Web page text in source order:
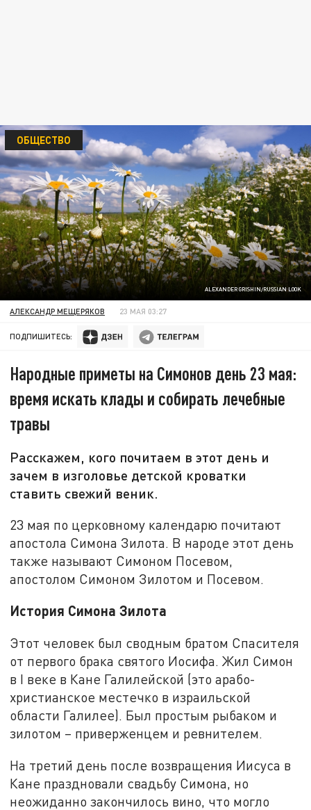
ALEXANDER GRISHIN/RUSSIAN LOOK
ОБЩЕСТВО
АЛЕКСАНДР МЕЩЕРЯКОВ 23 МАЯ 03:27
ПОДПИШИТЕСЬ:
Народные приметы на Симонов день 23 мая:
время искать клады и собирать лечебные
травы
Расскажем, кого почитаем в этот день и
зачем в изголовье детской кроватки
ставить свежий веник.
23 мая по церковному календарю почитают
апостола Симона Зилота. В народе этот день
также называют Симоном Посевом,
апостолом Симоном Зилотом и Посевом.
История Симона Зилота
Этот человек был сводным братом Спасителя
от первого брака святого Иосифа. Жил Симон
в I веке в Кане Галилейской (это арабо-
христианское местечко в израильской
области Галилее). Был простым рыбаком и
зилотом – приверженцем и ревнителем.
На третий день после возвращения Иисуса в
Кане праздновали свадьбу Симона, но
неожиданно закончилось вино, что могло